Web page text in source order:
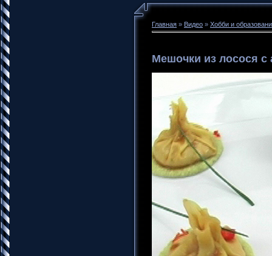
Главная » Видео » Хобби и
Мешочки из лосося с